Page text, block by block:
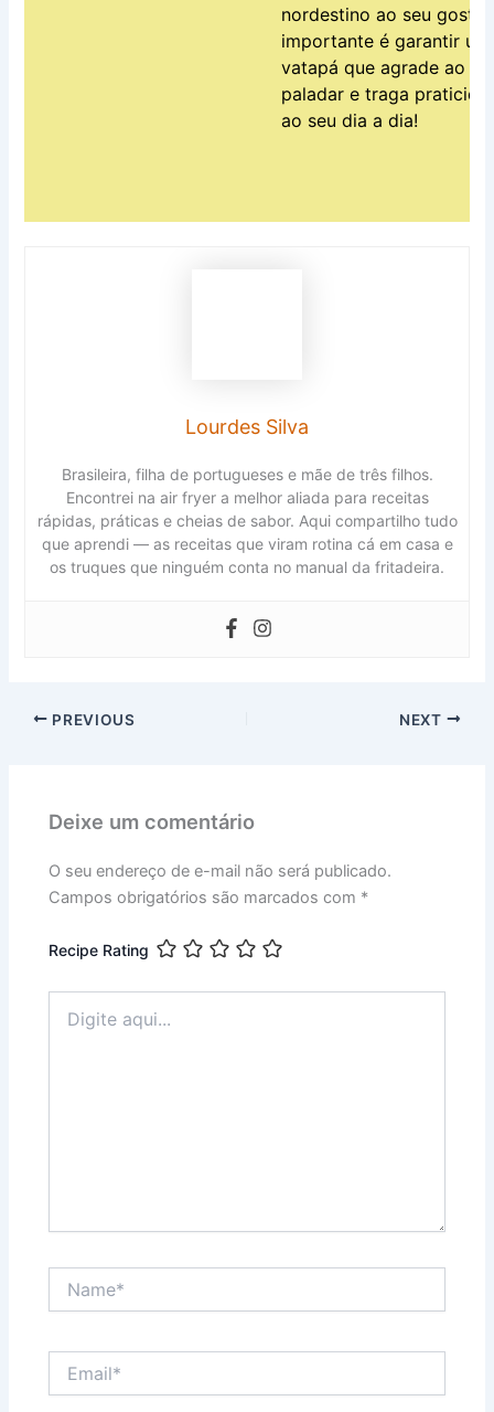
nordestino ao seu gosto.
importante é garantir um
vatapá que agrade ao
paladar e traga
ao seu dia a dia!
Lourdes Silva
Brasileira, filha de portugueses e mãe de três filhos.
Encontrei na air fryer a melhor aliada para receitas
rápidas, práticas e cheias de sabor. Aqui compartilho tudo
que aprendi — as receitas que viram rotina cá em casa e
os truques que ninguém conta no manual da fritadeira.
PREVIOUS NEXT
Deixe um comentário
O seu endereço de e-mail não será publicado.
Campos obrigatórios são marcados com *
Recipe Rating
aqui...